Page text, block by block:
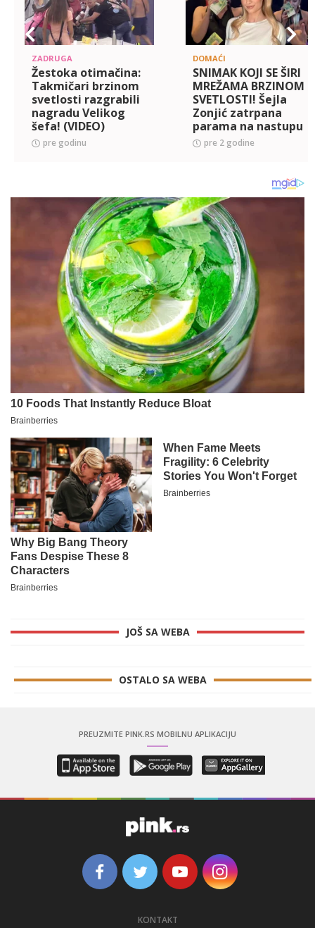
ZADRUGA
Žestoka otimačina:
Takmičari brzinom
svetlosti razgrabili
nagradu Velikog
šefa! (VIDEO)
pre godinu
DOMAĆI
SNIMAK KOJI SE ŠIRI
MREŽAMA BRZINOM
SVETLOSTI! Šejla
Zonjić zatrpana
parama na nastupu
- Zvezda granda
preti da postane
bakšiša? (VIDEO)
pre 2 godine
JOŠ SA WEBA
OSTALO SA WEBA
PREUZMITE PINK.RS MOBILNU APLIKACIJU
KONTAKT